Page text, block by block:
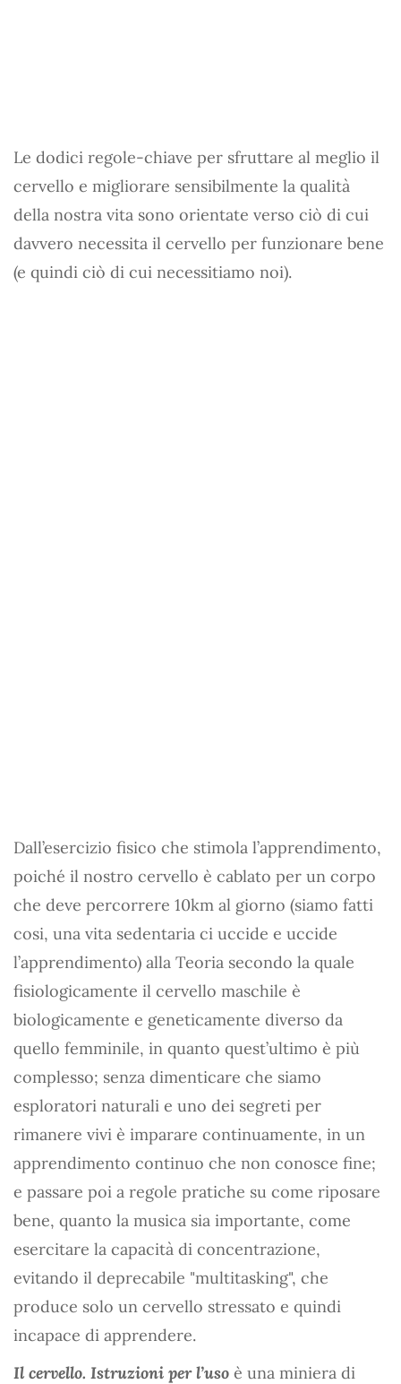
Le dodici regole-chiave per sfruttare al meglio il
cervello e migliorare sensibilmente la qualità
della nostra vita sono orientate verso ciò di cui
davvero necessita il cervello per funzionare bene
(e quindi ciò di cui necessitiamo noi).
Dall’esercizio fisico che stimola l’apprendimento,
poiché il nostro cervello è cablato per un corpo
che deve percorrere 10km al giorno (siamo fatti
cosi, una vita sedentaria ci uccide e uccide
l’apprendimento) alla Teoria secondo la quale
fisiologicamente il cervello maschile è
biologicamente e geneticamente diverso da
quello femminile, in quanto quest’ultimo è più
complesso; senza dimenticare che siamo
esploratori naturali e uno dei segreti per
rimanere vivi è imparare continuamente, in un
apprendimento continuo che non conosce fine;
e passare poi a regole pratiche su come riposare
bene, quanto la musica sia importante, come
esercitare la capacità di concentrazione,
evitando il deprecabile "multitasking", che
produce solo un cervello stressato e quindi
incapace di apprendere.
Il cervello. Istruzioni per l’uso è una miniera di